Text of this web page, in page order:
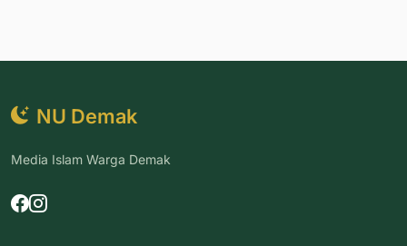
NU Demak
Media Islam Warga Demak